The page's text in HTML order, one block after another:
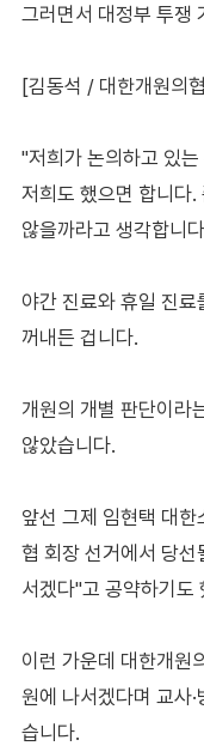
그러면서 대정부 투쟁
[김동석 / 대한개원의
"저희가 논의하고 있
저희도 했으면 합니다
않을까라고 생각합니
야간 진료와 휴일 진
꺼내든 겁니다.
개원의 개별 판단이라
않았습니다.
앞선 그제 임현택 대
협 회장 선거에서 당
서겠다"고 공약하기도
이런 가운데 대한개원
원에 나서겠다며 교사
습니다.